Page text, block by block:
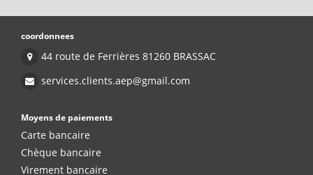
coordonnees
44 route de Ferrières 81260 BRASSAC
services.clients.aep@gmail.com
Moyens de paiements
Carte bancaire
Chèque bancaire
Virement bancaire